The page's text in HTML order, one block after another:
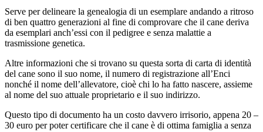
Serve per delineare la genealogia di un esemplare andando a ritroso
di ben quattro generazioni al fine di comprovare che il cane deriva
da esemplari anch’essi con il pedigree e senza malattie a
trasmissione genetica.
Altre informazioni che si trovano su questa sorta di carta di identità
del cane sono il suo nome, il numero di registrazione all’Enci
nonché il nome dell’allevatore, cioè chi lo ha fatto nascere, assieme
al nome del suo attuale proprietario e il suo indirizzo.
Questo tipo di documento ha un costo davvero irrisorio, appena 20 –
30 euro per poter certificare che il cane è di ottima famiglia a senza